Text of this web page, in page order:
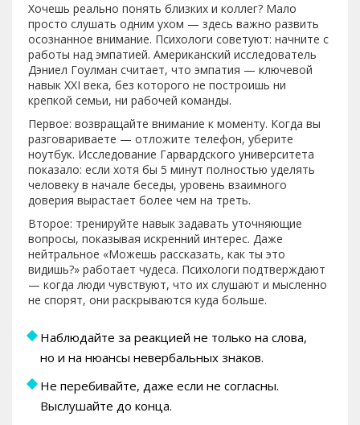
Хочешь реально понять близких и коллег? Мало
просто слушать одним ухом — здесь важно развить
осознанное внимание. Психологи советуют: начните с
работы над эмпатией. Американский исследователь
Дэниел Гоулман считает, что эмпатия — ключевой
навык XXI века, без которого не построишь ни
крепкой семьи, ни рабочей команды.
Первое: возвращайте внимание к моменту. Когда вы
разговариваете — отложите телефон, уберите
ноутбук. Исследование Гарвардского университета
показало: если хотя бы 5 минут полностью уделять
человеку в начале беседы, уровень взаимного
доверия вырастает более чем на треть.
Второе: тренируйте навык задавать уточняющие
вопросы, показывая искренний интерес. Даже
нейтральное «Можешь рассказать, как ты это
видишь?» работает чудеса. Психологи подтверждают
— когда люди чувствуют, что их слушают и мысленно
не спорят, они раскрываются куда больше.
Наблюдайте за реакцией не только на слова,
но и на нюансы невербальных знаков.
Не перебивайте, даже если не согласны.
Выслушайте до конца.